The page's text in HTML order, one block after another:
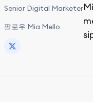
Senior Digital Marketer
팔로우 Mia Mello